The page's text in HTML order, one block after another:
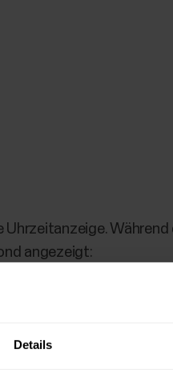
Details
angezeigt: